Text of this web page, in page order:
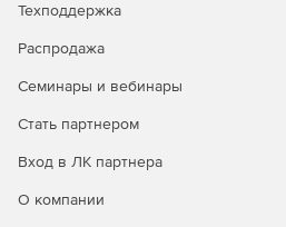
Техподдержка
Распродажа
Семинары и вебинары
Стать партнером
Вход в ЛК партнера
О компании